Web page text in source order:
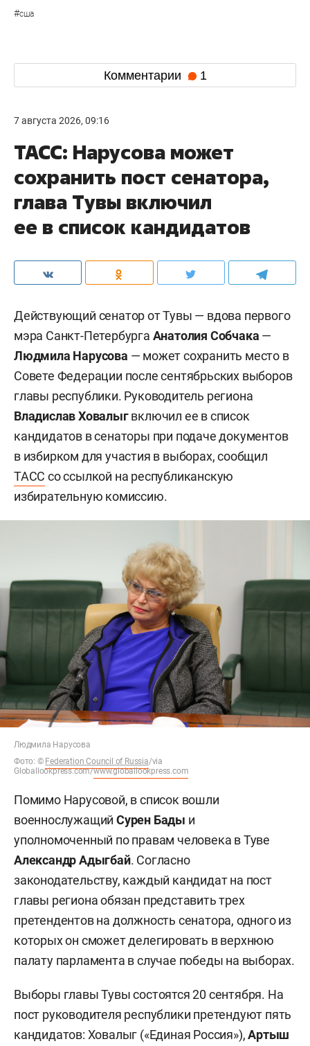
#сша
Комментарии 1
7 августа 2026, 09:16
ТАСС: Нарусова может
сохранить пост сенатора,
глава Тувы включил
ее в список кандидатов
Действующий сенатор от Тувы — вдова первого
мэра Санкт-Петербурга Анатолия Собчака —
Людмила Нарусова — может сохранить место в
Совете Федерации после сентябрьских выборов
главы республики. Руководитель региона
Владислав Ховалыгвключил ее в список
кандидатов в сенаторы при подаче документов
в избирком для участия в выборах, сообщил
ТАСС со ссылкой на республиканскую
избирательную комиссию.
Людмила Нарусова
Фото: © Federation Council of Russia/via
Globallookpress.com/www.globallookpress.com
Помимо Нарусовой, в список вошли
военнослужащийСурен Бады и
уполномоченный по правам человека в Туве
Александр Адыгбай. Согласно
законодательству, каждый кандидат на пост
главы региона обязан представить трех
претендентов на должность сенатора, одного из
которых он сможет делегировать в верхнюю
палату парламента в случае победы на выборах.
Выборы главы Тувы состоятся 20 сентября. На
пост руководителя республики претендуют пять
кандидатов: Ховалыг («Единая Россия»),Артыш